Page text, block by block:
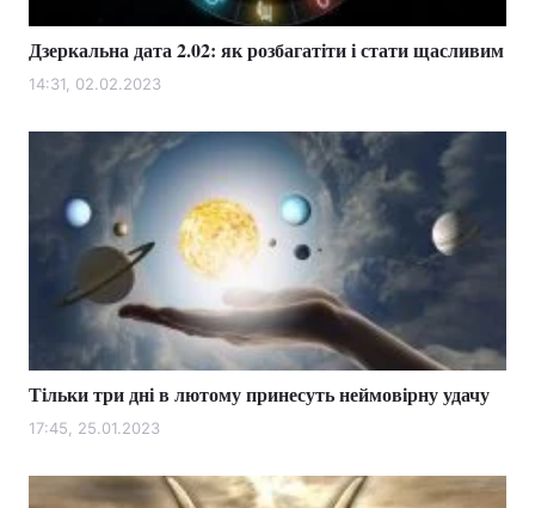
Дзеркальна дата 2.02: як розбагатіти і стати щасливим
14:31, 02.02.2023
Тільки три дні в лютому принесуть неймовірну удачу
17:45, 25.01.2023